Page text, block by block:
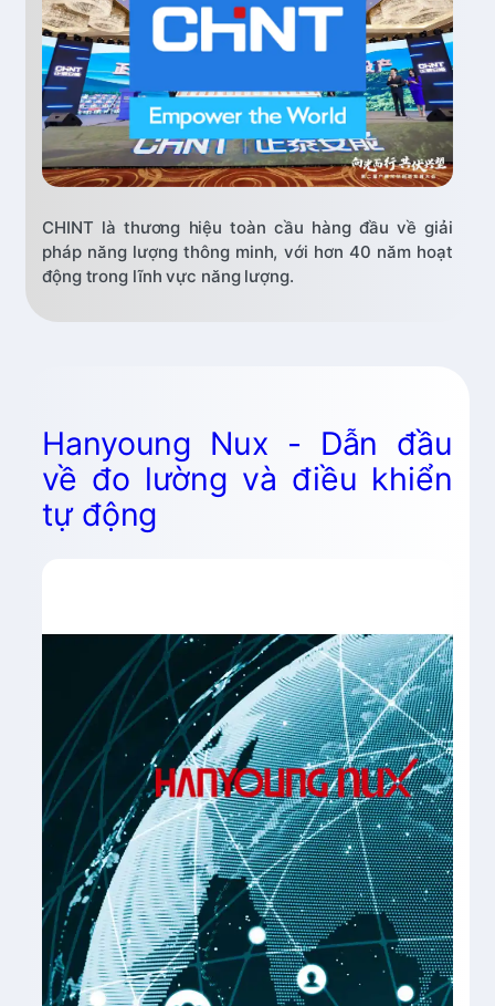
CHINT là thương hiệu toàn cầu hàng đầu về giải
pháp năng lượng thông minh, với hơn 40 năm hoạt
động trong lĩnh vực năng lượng.
Hanyoung Nux - Dẫn đầu
về đo lường và điều khiển
tự động